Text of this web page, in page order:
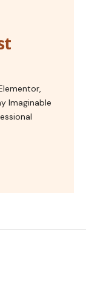
Imaginable